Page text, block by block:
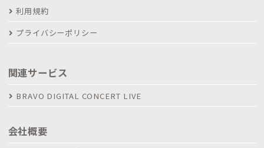
利用規約
プライバシーポリシー
関連サービス
BRAVO DIGITAL CONCERT LIVE
会社概要